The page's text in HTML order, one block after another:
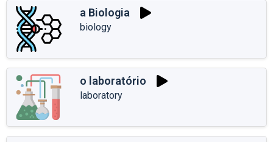
a Biologia
biology
o laboratório
laboratory